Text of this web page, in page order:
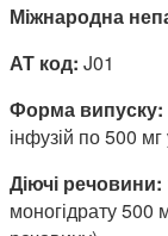
Міжнародна
АТ код: J01
Форма випуску:
інфузій по 500
Діючі речовини:
моногідрату 500